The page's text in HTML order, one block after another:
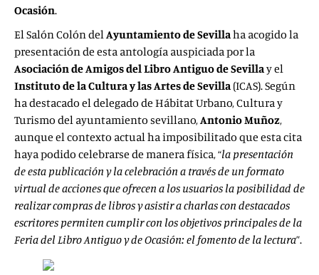
Ocasión.
El Salón Colón delAyuntamiento de Sevillaha acogido la
presentación de esta antología auspiciada por la
Asociación de Amigos del Libro Antiguo de Sevillay el
Instituto de la Cultura y las Artes de Sevilla (ICAS). Según
ha destacado el delegado de Hábitat Urbano, Cultura y
Turismo del ayuntamiento sevillano,Antonio Muñoz,
aunque el contexto actual ha imposibilitado que esta cita
haya podido celebrarse de manera física, “la presentación
de esta publicación y la celebración a través de un formato
virtual de acciones que ofrecen a los usuarios la posibilidad de
realizar compras de libros y asistir a charlas con destacados
escritores permiten cumplir con los objetivos principales de la
Feria del Libro Antiguo y de Ocasión: el fomento de la lectura”.